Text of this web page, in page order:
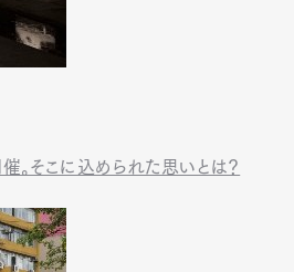
Membership
。そこに込められた思いとは？